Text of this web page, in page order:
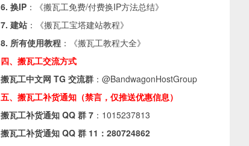
6. 换IP ：《搬瓦工免费/付费换IP方法总结》
7. 建站 ：《搬瓦工宝塔建站教程》
8. 所有使用教程 ：《搬瓦工教程大全》
四、搬瓦工交流方式
搬瓦工中文网 TG 交流群 ： @BandwagonHostGroup
五、搬瓦工补货通知（禁言，仅推送优惠信息）
搬瓦工补货通知 QQ 群 7 ： 1015237813
搬瓦工补货通知 QQ 群 11： 280724862